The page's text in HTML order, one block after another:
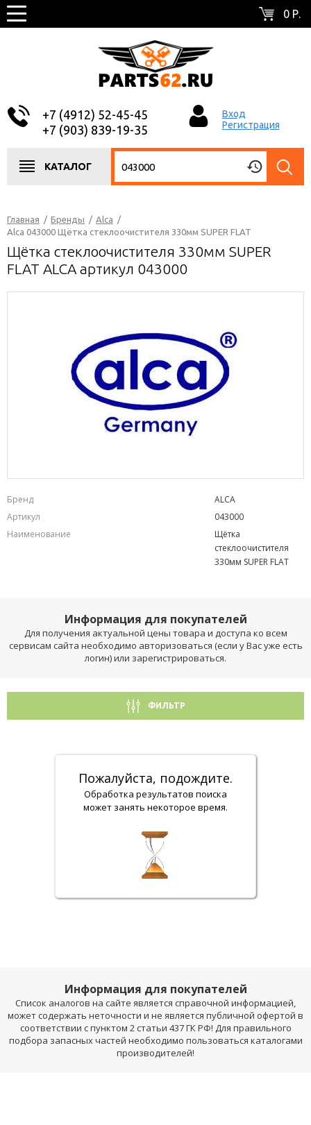
0 Р.
+7 (4912) 52-45-45
+7 (903) 839-19-35
Вход
Регистрация
КАТАЛОГ
Главная / Бренды / Alca /
Alca 043000 Щётка стеклоочистителя 330мм SUPER FLAT
Щётка стеклоочистителя 330мм SUPER
FLAT ALCA артикул 043000
Бренд
ALCA
Артикул
043000
Наименование
Щётка
стеклоочистителя
330мм SUPER FLAT
Информация для покупателей
Для получения актуальной цены товара и доступа ко всем
сервисам сайта необходимо авторизоваться (если у Вас уже есть
логин) или зарегистрироваться.
ФИЛЬТР
Пожалуйста, подождите.
Обработка результатов поиска
может занять некоторое время.
Информация для покупателей
Список аналогов на сайте является справочной информацией,
может содержать неточности и не является публичной офертой в
соответствии с пунктом 2 статьи 437 ГК РФ! Для правильного
подбора запасных частей необходимо пользоваться каталогами
производителей!